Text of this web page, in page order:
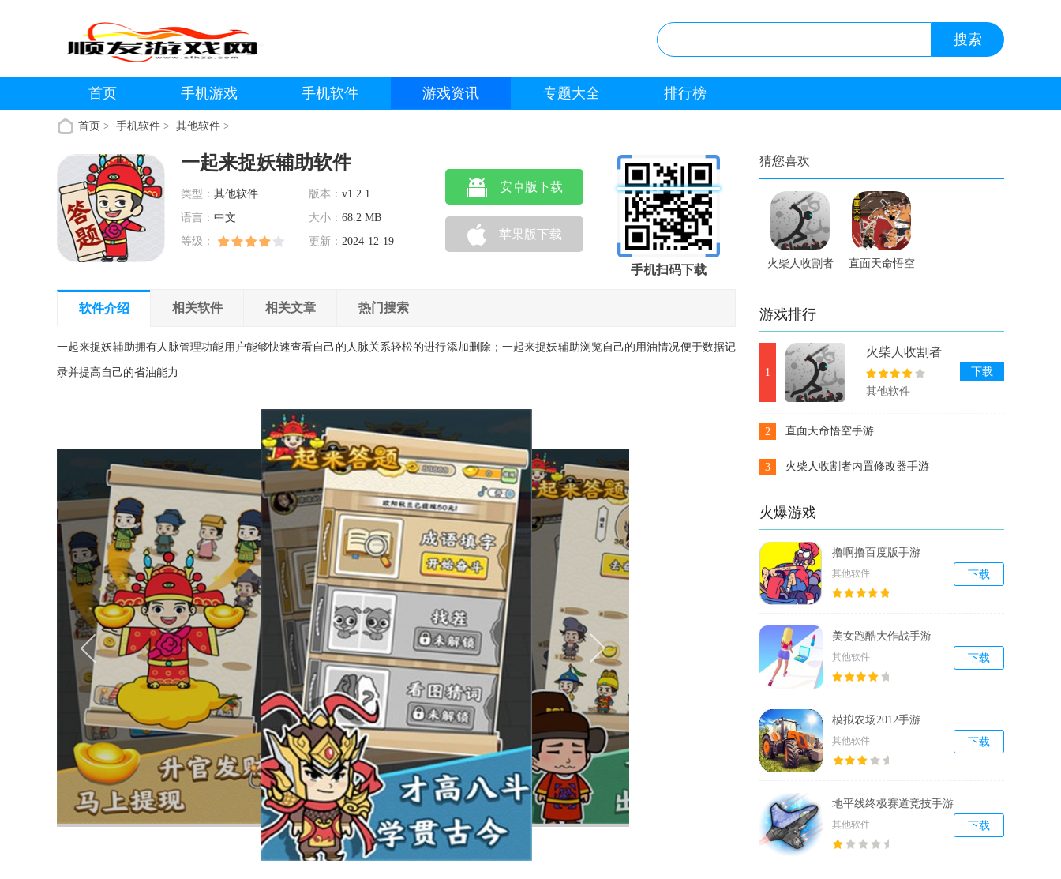
首页 手机游戏 手机软件 游戏资讯 专题大全 排行榜
首页 > 手机软件 > 其他软件 >
一起来捉妖辅助软件
类型： 其他软件 版本： v1.2.1
语言： 中文 大小： 68.2 MB
等级：
更新： 2024-12-19
安卓版下载
苹果版下载
手机扫码下载
软件介绍 相关软件 相关文章 热门搜索
一起来捉妖辅助拥有人脉管理功能用户能够快速查看自己的人脉关系轻松的进行添加删除；一起来捉妖辅助浏览自己的用油情况便于数据记
录并提高自己的省油能力
猜您喜欢
火柴人收割者
直面天命悟空
游戏排行
1
火柴人收割者
内置修改器手
游
其他软件
下载
2 直面天命悟空手游
3 火柴人收割者内置修改器手游
火爆游戏
撸啊撸百度版手游
其他软件 下载
美女跑酷大作战手游
其他软件 下载
模拟农场2012手游
其他软件 下载
地平线终极赛道竞技手游
其他软件 下载